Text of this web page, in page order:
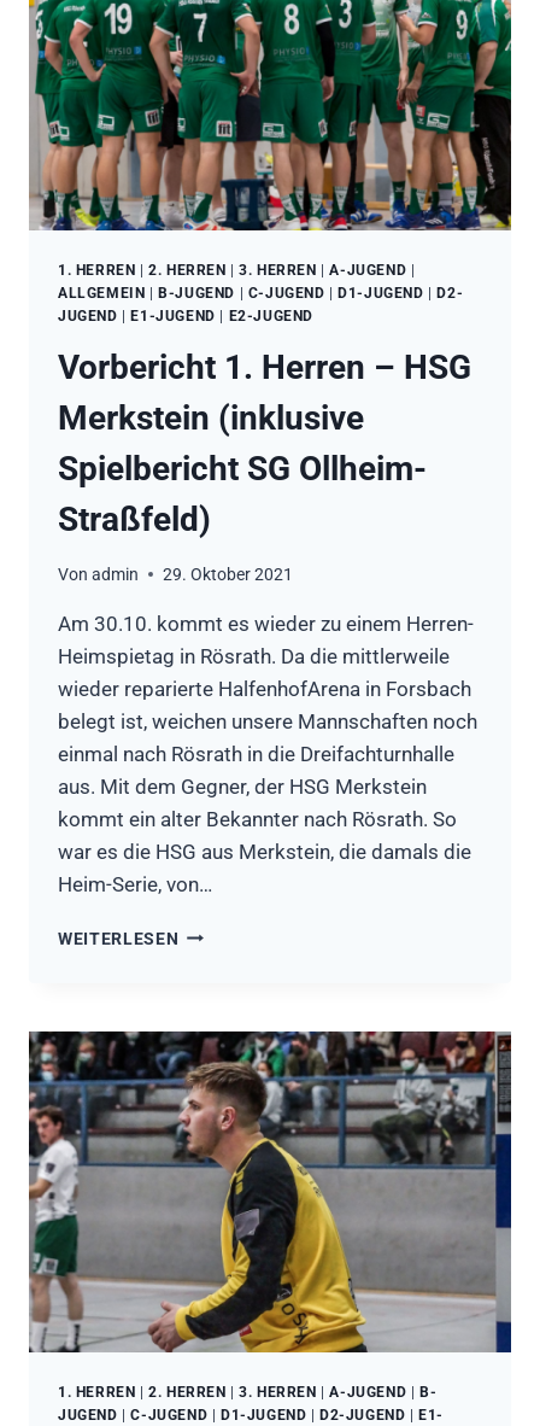
1. HERREN |2. HERREN |3. HERREN |A-JUGEND
ALLGEMEIN
B-JUGEND C-JUGEND D1-JUGEND
D2-
JUGEND
E1-JUGEND E2-JUGEND
Vorbericht 1. Herren – HSG
Merkstein (inklusive
Spielbericht SG Ollheim-
Straßfeld)
Von admin 29. Oktober 2021
Am 30.10. kommt es wieder zu einem Herren-
Heimspietag in Rösrath. Da die mittlerweile
wieder reparierte HalfenhofArena in Forsbach
belegt ist, weichen unsere Mannschaften noch
einmal nach Rösrath in die Dreifachturnhalle
aus. Mit dem Gegner, der HSG Merkstein
kommt ein alter Bekannter nach Rösrath. So
war es die HSG aus Merkstein, die damals die
Heim-Serie, von…
WEITERLESEN VORBERICHT
HSG
MERKSTEIN
(INKLUSIVE
SPIELBERICHT
SG
OLLHEIM-
STRASSFELD)
1. HERREN |2. HERREN |3. HERREN |A-JUGEND
B-
JUGEND |C-JUGEND D1-JUGEND D2-JUGEND
E1-